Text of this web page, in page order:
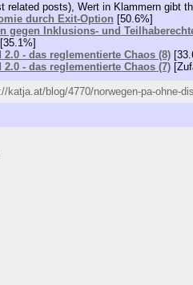
related posts), Wert in Klammern gibt
durch Exit-Option [50.6%]
gegen Inklusions- und
2.0 - das reglementierte Chaos (8)
2.0 - das reglementierte Chaos (7)
blog/4770/norwegen-pa-ohne-